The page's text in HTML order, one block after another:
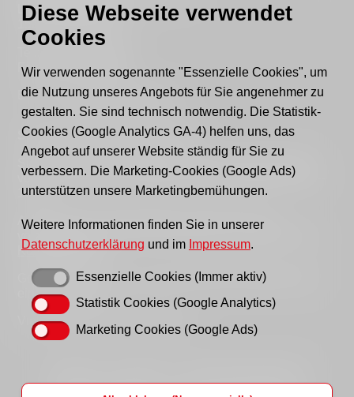
Lindenstraße 46
15517 Fürstenwalde
Fax: 03361 - 592221
E-mail:post@awo-fuewa.de
Sprechzeiten Geschäftsstelle:
Sie erreichen uns persönlich telefonisch donnerstags
von 9–12 Uhr bzw. dienstags und donnerstags von 14–
16 Uhr.
Außerhalb der Sprechzeiten erreichen Sie uns
Kontaktformular.
Gern können Sie uns auch einen Brief schreiben oder
ein Fax senden.
Vielen Dank für Ihr Verständnis!
Hinweisgeberportal
AWO LAG Brandenburg
Diese Webseite verwendet
Cookies
Wir verwenden sogenannte "Essenzielle Cookies", um
die Nutzung unseres Angebots für Sie angenehmer zu
gestalten. Sie sind technisch notwendig. Die Statistik-
Cookies (Google Analytics GA-4) helfen uns, das
Angebot auf unserer Website ständig für Sie zu
verbessern. Die Marketing-Cookies (Google Ads)
unterstützen unsere Marketingbemühungen.
Weitere Informationen finden Sie in unserer
Datenschutzerklärung und im Impressum.
Essenzielle Cookies (Immer aktiv)
Statistik Cookies (Google Analytics)
Marketing Cookies (Google Ads)